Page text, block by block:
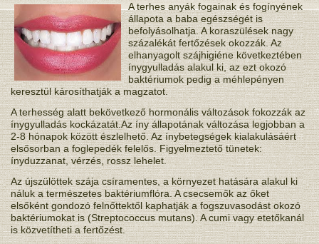
A terhes anyák fogainak és fogínyének
állapota a baba egészségét is
befolyásolhatja. A koraszülések nagy
százalékát fertőzések okozzák. Az
elhanyagolt szájhigiéne következtében
ínygyulladás alakul ki, az ezt okozó
baktériumok pedig a méhlepényen
keresztül károsíthatják a magzatot.
A terhesség alatt bekövetkező hormonális változások fokozzák az
ínygyulladás kockázatát.Az íny állapotának változása legjobban a
2-8 hónapok között észlelhető. Az ínybetegségek kialakulásáért
elsősorban a foglepedék felelős. Figyelmeztető tünetek:
ínyduzzanat, vérzés, rossz lehelet.
Az újszülöttek szája csíramentes, a környezet hatására alakul ki
náluk a természetes baktériumflóra. A csecsemők az őket
elsőként gondozó felnőttektől kaphatják a fogszuvasodást okozó
baktériumokat is (Streptococcus mutans). A cumi vagy etetőkanál
is közvetítheti a fertőzést.